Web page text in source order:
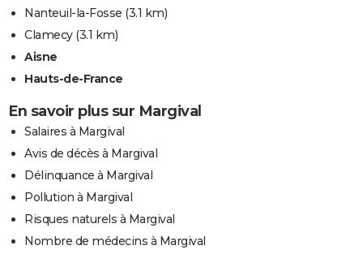
Nanteuil-la-Fosse (3.1 km)
Clamecy(3.1 km)
Aisne
Hauts-de-France
En savoir plus sur Margival
Salaires à Margival
Avis de décès à Margival
Délinquance à Margival
Pollution à Margival
Risques naturels à Margival
Nombre de médecins à Margival